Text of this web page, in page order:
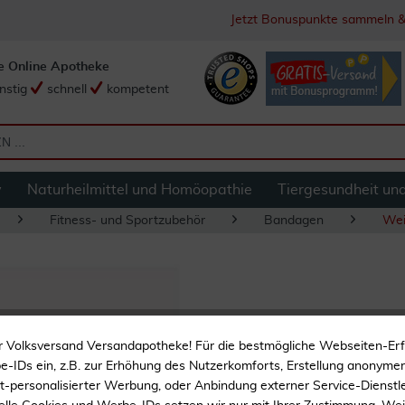
Jetzt Bonuspunkte sammeln
Online Apotheke
schnell kompetent
Naturheilmittel und Homöopathie Tiergesundheit
Fitness- und Sportzubehör Bandagen
Bort
Versandapotheke! Für die bestmögliche Webseiten-
IDs ein, z.B. zur Erhöhung des Nutzerkomforts, Erstellung
personalisierter Werbung, oder Anbindung externer Service-